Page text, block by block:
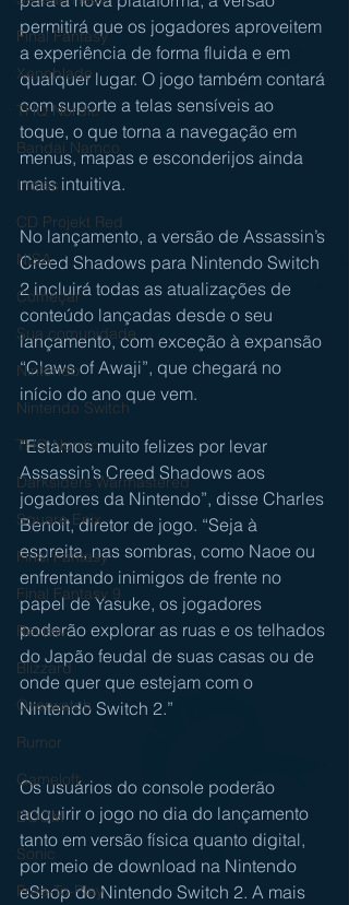
Final Fantasy
Xenoblade
THQ Nordic
Bandai Namco
Indies
CD Projekt Red
NISA
Começar
Sua comunidade
Nintendo
Nintendo Switch
THQ Nordic
Darksiders Warmastered
Square Enix
Final Fantasy
Final Fantasy 9
Review
Blizzard
Overwatch
Rumor
Gameloft
DOOM
Sonic
Free-To-Play
permitirá que os jogadores aproveitem
a experiência de forma fluida e em
qualquer lugar. O jogo também contará
com suporte a telas sensíveis ao
toque, o que torna a navegação em
menus, mapas e esconderijos ainda
mais intuitiva.
No lançamento, a versão de Assassin’s
Creed Shadows para Nintendo Switch
2 incluirá todas as atualizações de
conteúdo lançadas desde o seu
lançamento, com exceção à expansão
“Claws of Awaji”, que chegará no
início do ano que vem.
“Estamos muito felizes por levar
Assassin’s Creed Shadows aos
jogadores da Nintendo”, disse Charles
Benoit, diretor de jogo. “Seja à
espreita, nas sombras, como Naoe ou
enfrentando inimigos de frente no
papel de Yasuke, os jogadores
poderão explorar as ruas e os telhados
do Japão feudal de suas casas ou de
onde quer que estejam com o
Nintendo Switch 2.”
Os usuários do console poderão
adquirir o jogo no dia do lançamento
tanto em versão física quanto digital,
por meio de download na Nintendo
eShop do Nintendo Switch 2. A mais